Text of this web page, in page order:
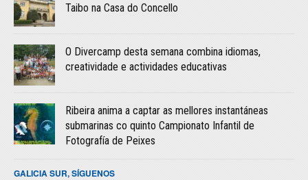
Taibo na Casa do Concello
O Divercamp desta semana combina idiomas,
creatividade e actividades educativas
Ribeira anima a captar as mellores instantáneas
submarinas co quinto Campionato Infantil de
Fotografía de Peixes
GALICIA SUR, SÍGUENOS